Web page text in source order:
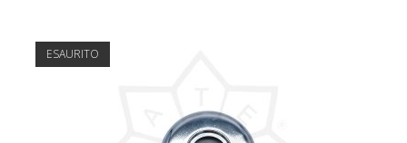
ESAURITO